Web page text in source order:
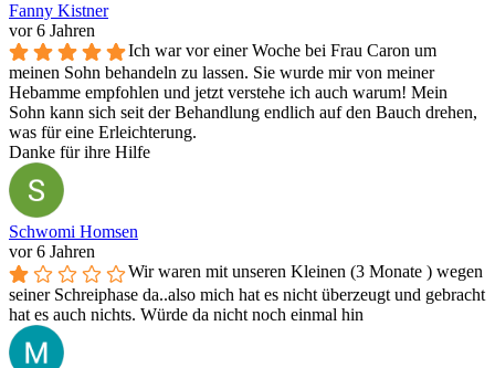
Fanny Kistner
vor 6 Jahren
Ich war vor einer Woche bei Frau Caron um
meinen Sohn behandeln zu lassen. Sie wurde mir von meiner
Hebamme empfohlen und jetzt verstehe ich auch warum! Mein
Sohn kann sich seit der Behandlung endlich auf den Bauch drehen,
was für eine Erleichterung.
Danke für ihre Hilfe
Schwomi Homsen
vor 6 Jahren
Wir waren mit unseren Kleinen (3 Monate ) wegen
seiner Schreiphase da..also mich hat es nicht überzeugt und gebracht
hat es auch nichts. Würde da nicht noch einmal hin